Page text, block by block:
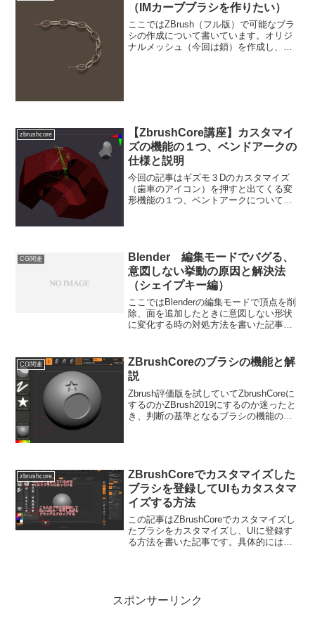
（IMカーブブラシを作りたい）
ここではZBrush（フル版）で可能なブラ
シの作成について書いています。オリジ
ナルメッシュ（今回は鎖）を作成し、カ
zbrushcore
【ZbrushCore講座】カスタマイ
ズの機能の１つ、ベンドアークの
仕様と説明
今回の記事はギズモ３Dのカスタマイズ
（歯車のアイコン）を押すと出てくる変
形機能の１つ、ベントアークについて紹
CG関連
Blender 編集モードでバグる、
意図しない挙動の原因と解決法
（シェイプキー編）
ここではBlenderの編集モードで頂点を削
除、面を追加したときに意図しない形状
に変化する時の対処方法を書いた記事で
シェイプキーを追加している原因シェイ
プキーを追加した...
CG関連
ZBrushCoreのブラシの機能と解
説
Zbrush評価版を試していてZbrushCoreに
するのかZBrush2019にするのか迷ったと
き、判断の基準となるブラシの機能の解
zbrushcore
ZBrushCoreでカスタマイズした
ブラシを登録してUIもカタスタマ
イズする方法
この記事はZBrushCoreでカスタマイズし
たブラシをカスタマイズし、UIに登録す
る方法を書いた記事です。具体的には背
スポンサーリンク